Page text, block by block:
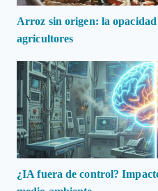
Arroz sin origen: la
agricultores
¿IA fuera de control?